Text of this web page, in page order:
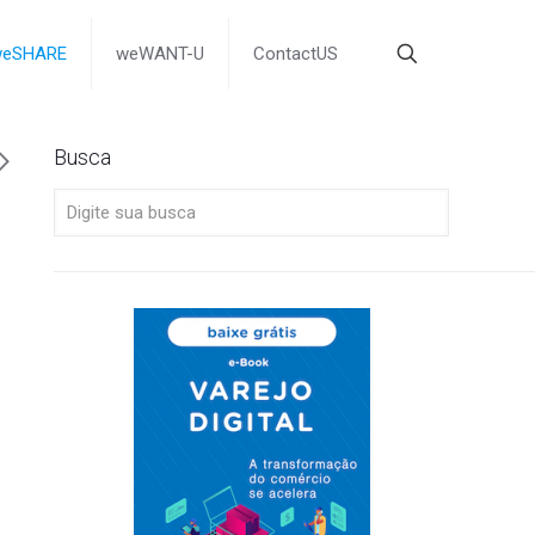
weWANT-U ContactUS
Busca